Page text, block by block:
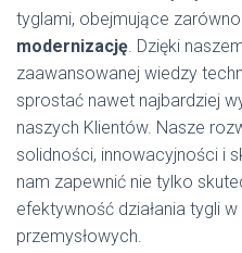
tyglami, obejmujące
modernizację. Dzięki
zaawansowanej wiedzy
sprostać nawet najbardziej
naszych Klientów. Nasze
solidności, innowacyjności i
nam zapewnić nie tylko
efektywność działania tygli
przemysłowych.